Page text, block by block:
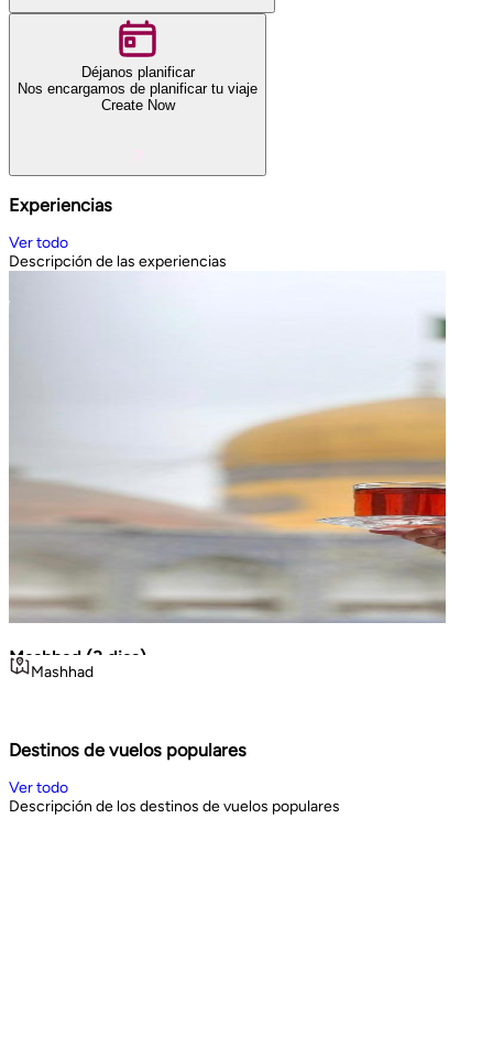
Déjanos planificar
Nos encargamos de planificar tu viaje
Create Now
Experiencias
Ver todo
Descripción de las experiencias
Mashhad (3 dias)
Mashhad
Book Now
Destinos de vuelos populares
Ver todo
Descripción de los destinos de vuelos populares